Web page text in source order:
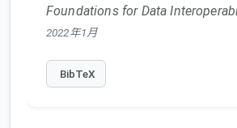
Foundations for Data
2022年1月
BibTeX